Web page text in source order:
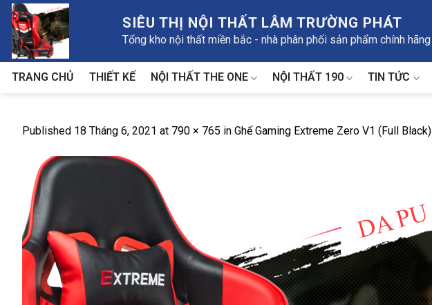
Skip
content
SIÊU THỊ NỘI THẤT LÂM TRƯỜNG PHÁT
Tổng kho nội thất miền bắc - nhà phân phối sản phẩm chính hãng
TRANG CHỦ THIẾT KẾ NỘI THẤT THE ONE NỘI THẤT 190 TIN TỨC
Published 18 Tháng 6, 2021 at 790 × 765 in Ghế Gaming Extreme Zero V1 (Full Black)